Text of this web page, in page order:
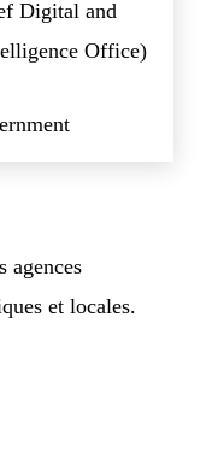
Digital and
Office)
agences
et locales.